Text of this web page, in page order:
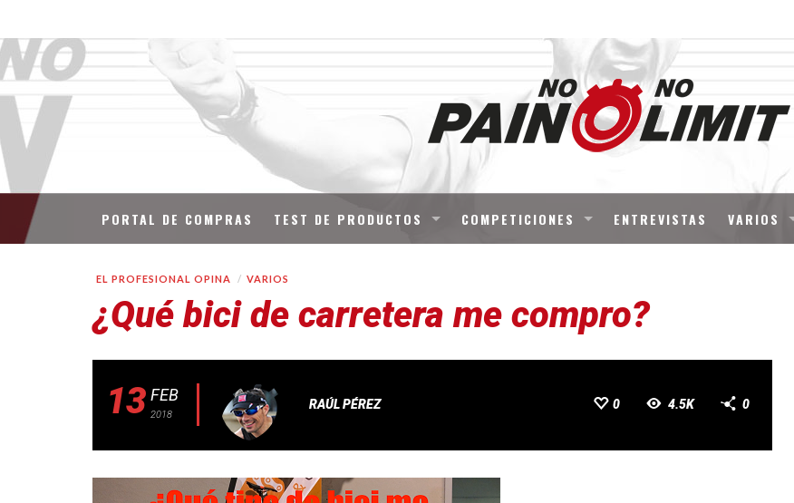
PORTAL DE COMPRAS TEST DE PRODUCTOS COMPETICIONES ENTREVISTAS VARIOS
EL PROFESIONAL OPINA VARIOS
¿Qué bici de carretera me compro?
13 FEB
2018
RAÚL PÉREZ 0 4.5K 0